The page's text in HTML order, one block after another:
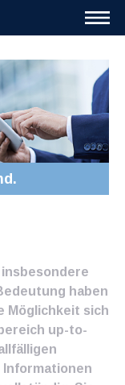
haben
Möglichkeit sich
up-to-
Informationen